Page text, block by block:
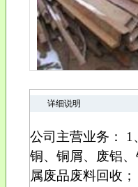
详细说明
公司主营业务：
铜、铜屑、废铝
属废品废料回收